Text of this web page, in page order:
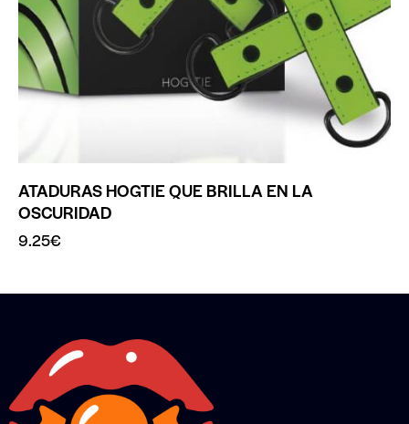
ATADURAS HOGTIE QUE BRILLA EN LA
OSCURIDAD
9.25€